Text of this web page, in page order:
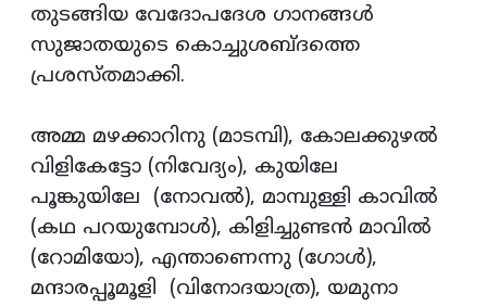
തുടങ്ങിയ വേദോപദേശ ഗാനങ്ങള്‍
സുജാതയുടെ കൊച്ചുശബ്ദത്തെ
പ്രശസ്തമാക്കി.
അമ്മ മഴക്കാറിനു (മാടമ്പി), കോലക്കുഴല്‍
വിളികേട്ടോ (നിവേദ്യം), കുയിലേ
പൂങ്കുയിലേ (നോവല്‍), മാമ്പുള്ളി കാവില്‍
(കഥ പറയുമ്പോള്‍), കിളിച്ചുണ്ടന്‍ മാവില്‍
(റോമിയോ), എന്താണെന്നു (ഗോള്‍),
മന്ദാരപ്പൂമൂളി (വിനോദയാത്ര), യമുനാ